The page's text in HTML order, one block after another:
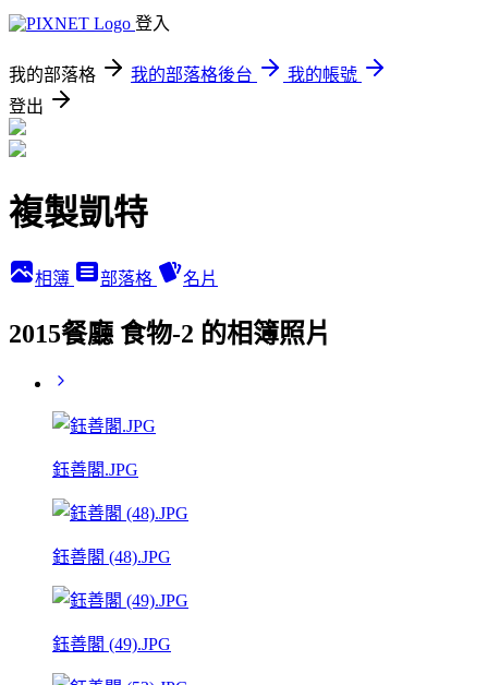
登入
我的部落格 我的部落格後台
我的帳號
登出
複製凱特
相簿 部落格 名片
2015餐廳 食物-2 的相簿照片
鈺善閣.JPG
鈺善閣 (48).JPG
鈺善閣 (49).JPG